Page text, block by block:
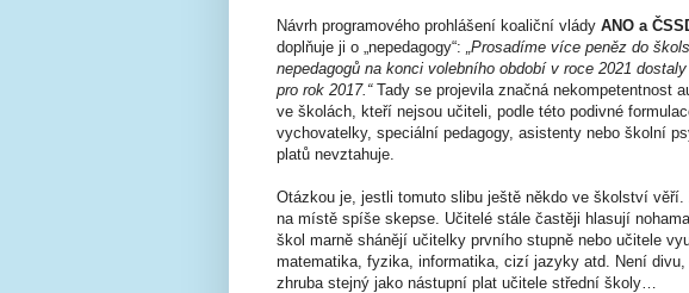
Návrh programového prohlášení koaliční vlády ANO a
doplňuje ji o „nepedagogy“: „Prosadíme více peněz do
nepedagogů na konci volebního období v roce 2021
pro rok 2017.“ Tady se projevila značná nekompetentnost
ve školách, kteří nejsou učiteli, podle této podivné
vychovatelky, speciální pedagogy, asistenty nebo školní
platů nevztahuje.
Otázkou je, jestli tomuto slibu ještě někdo ve školství
na místě spíše skepse. Učitelé stále častěji hlasují
škol marně shánějí učitelky prvního stupně nebo učitele
matematika, fyzika, informatika, cizí jazyky atd. Není
zhruba stejný jako nástupní plat učitele střední školy…